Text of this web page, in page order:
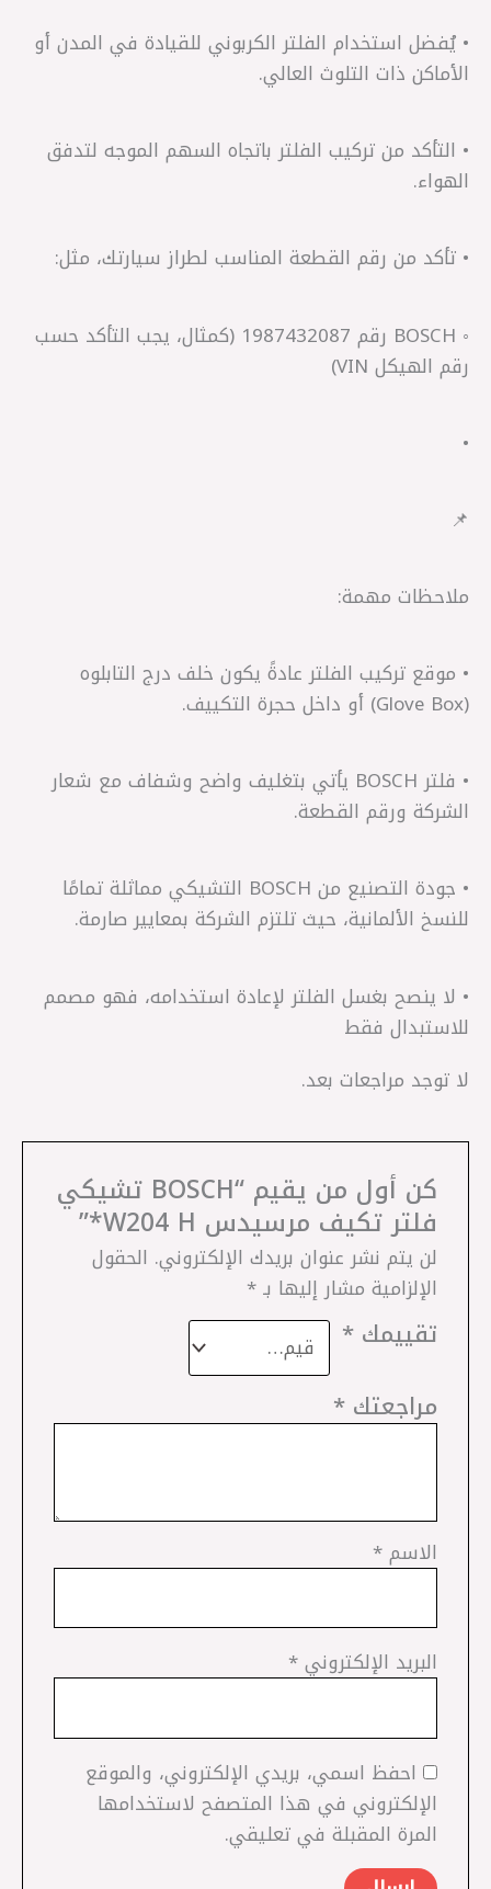
• يُفضل استخدام الفلتر الكربوني للقيادة في المدن أو
الأماكن ذات التلوث العالي.
• التأكد من تركيب الفلتر باتجاه السهم الموجه لتدفق
الهواء.
• تأكد من رقم القطعة المناسب لطراز سيارتك، مثل:
◦ BOSCH رقم 1987432087 (كمثال، يجب التأكد حسب
رقم الهيكل VIN)
•
📌
ملاحظات مهمة:
• موقع تركيب الفلتر عادةً يكون خلف درج التابلوه
(Glove Box) أو داخل حجرة التكييف.
• فلتر BOSCH يأتي بتغليف واضح وشفاف مع شعار
الشركة ورقم القطعة.
• جودة التصنيع من BOSCH التشيكي مماثلة تمامًا
للنسخ الألمانية، حيث تلتزم الشركة بمعايير صارمة.
• لا ينصح بغسل الفلتر لإعادة استخدامه، فهو مصمم
للاستبدال فقط
لا توجد مراجعات بعد.
كن أول من يقيم “BOSCH تشيكي
فلتر تكيف مرسيدس W204 H*”
لن يتم نشر عنوان بريدك الإلكتروني. الحقول
الإلزامية مشار إليها بـ*
تقييمك*
مراجعتك*
الاسم*
البريد الإلكتروني*
احفظ اسمي، بريدي الإلكتروني، والموقع
الإلكتروني في هذا المتصفح لاستخدامها
المرة المقبلة في تعليقي.